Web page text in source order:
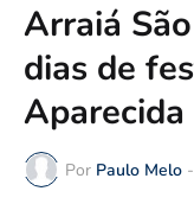
Arraiá
dias de
Aparecida
Por Paulo Melo -